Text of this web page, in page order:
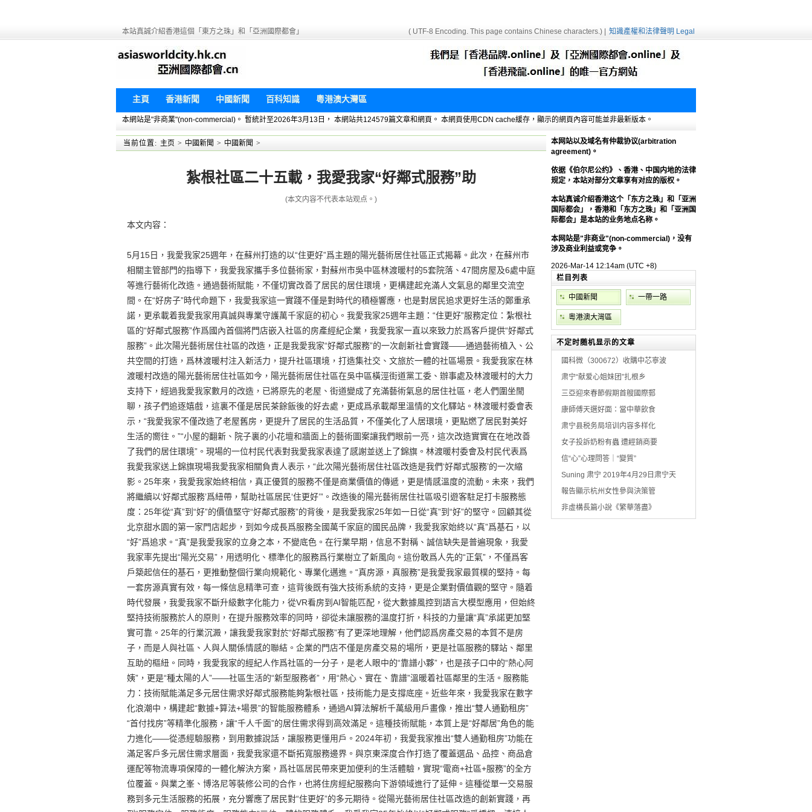
本站真誠介紹香港這個「東方之珠」和「亞洲國際都會」 ( UTF-8 Encoding. This page contains Chinese characters.) | 知識產權和法律聲明 Legal
主頁 香港新聞 中國新聞 百科知識 粵港澳大灣區
本網站是"非商業"(non-commercial)。 暫統計至2026年3月13日， 本網站共124579篇文章和網頁。 本網頁使用CDN cache緩存，顯示的網頁內容可能並非最新版本。
当前位置: 主页 > 中國新聞 > 中國新聞 >
紮根社區二十五載，我愛我家“好鄰式服務”助
(本文内容不代表本站观点。)
本文内容：
5月15日，我愛我家25週年，在蘇州打造的以“住更好”爲主題的陽光藝術居住社區正式揭幕。此次，在蘇州市
相關主管部門的指導下，我愛我家攜手多位藝術家，對蘇州市吳中區林渡暖村的5套院落、47間房屋及6處中庭
等進行藝術化改造。通過藝術賦能，不僅切實改善了居民的居住環境，更構建起充滿人文氣息的鄰里交流空
間。在“好房子”時代命題下，我愛我家這一實踐不僅是對時代的積極響應，也是對居民追求更好生活的鄭重承
諾，更承載着我愛我家用真誠與專業守護萬千家庭的初心。我愛我家25週年主題：“住更好”服務定位：紮根社
區的“好鄰式服務”作爲國內首個將門店嵌入社區的房產經紀企業，我愛我家一直以來致力於爲客戶提供“好鄰式
服務”。此次陽光藝術居住社區的改造，正是我愛我家“好鄰式服務”的一次創新社會實踐——通過藝術植入、公
共空間的打造，爲林渡暖村注入新活力，提升社區環境，打造集社交、文旅於一體的社區場景。我愛我家在林
渡暖村改造的陽光藝術居住社區如今，陽光藝術居住社區在吳中區橫涇街道黨工委、辦事處及林渡暖村的大力
支持下，經過我愛我家數月的改造，已將原先的老屋、街道變成了充滿藝術氣息的居住社區，老人們圍坐閒
聊，孩子們追逐嬉戲，這裏不僅是居民茶餘飯後的好去處，更成爲承載鄰里溫情的文化驛站。林渡暖村委會表
示，“我愛我家不僅改造了老屋舊房，更提升了居民的生活品質，不僅美化了人居環境，更點燃了居民對美好
生活的嚮往。”“小屋的翻新、院子裏的小花壇和牆面上的藝術圖案讓我們眼前一亮，這次改造實實在在地改善
了我們的居住環境”。現場的一位村民代表對我愛我家表達了感謝並送上了錦旗。林渡暖村委會及村民代表爲
我愛我家送上錦旗現場我愛我家相關負責人表示，“此次陽光藝術居住社區改造是我們‘好鄰式服務’的一次縮
影。25年來，我愛我家始終相信，真正優質的服務不僅是商業價值的傳遞，更是情感溫度的流動。未來，我們
將繼續以‘好鄰式服務’爲紐帶，幫助社區居民‘住更好’”。改造後的陽光藝術居住社區吸引遊客駐足打卡服務態
度：25年從“真”到“好”的價值堅守“好鄰式服務”的背後，是我愛我家25年如一日從“真”到“好”的堅守。回顧其從
北京甜水園的第一家門店起步，到如今成長爲服務全國萬千家庭的國民品牌，我愛我家始終以“真”爲基石，以
“好”爲追求。“真”是我愛我家的立身之本，不變底色。在行業早期，信息不對稱、誠信缺失是普遍現象，我愛
我家率先提出“陽光交易”，用透明化、標準化的服務爲行業樹立了新風向。這份敢爲人先的“正氣”，不僅爲客
戶築起信任的基石，更推動整個行業向規範化、專業化邁進。“真房源，真服務”是我愛我家最質樸的堅持。每
一套房源真實有效，每一條信息精準可查，這背後既有強大技術系統的支持，更是企業對價值觀的堅守。隨着
時代發展，我愛我家不斷升級數字化能力，從VR看房到AI智能匹配，從大數據風控到語言大模型應用，但始終
堅持技術服務於人的原則，在提升服務效率的同時，卻從未讓服務的溫度打折，科技的力量讓“真”承諾更加堅
實可靠。25年的行業沉澱，讓我愛我家對於“好鄰式服務”有了更深地理解，他們認爲房產交易的本質不是房
子，而是人與社區、人與人關係情感的聯結。企業的門店不僅是房產交易的場所，更是社區服務的驛站、鄰里
互助的樞紐。同時，我愛我家的經紀人作爲社區的一分子，是老人眼中的“靠譜小夥”，也是孩子口中的“熱心阿
姨”，更是“種太陽的人”——社區生活的“新型服務者”，用“熱心、實在、靠譜”溫暖着社區鄰里的生活。服務能
力：技術賦能滿足多元居住需求好鄰式服務能夠紮根社區，技術能力是支撐底座。近些年來，我愛我家在數字
化浪潮中，構建起“數據+算法+場景”的智能服務體系，通過AI算法解析千萬級用戶畫像，推出“雙人通勤租房”
“首付找房”等精準化服務，讓“千人千面”的居住需求得到高效滿足。這種技術賦能，本質上是“好鄰居”角色的能
力進化——從憑經驗服務，到用數據說話，讓服務更懂用戶。2024年初，我愛我家推出“雙人通勤租房”功能在
滿足客戶多元居住需求層面，我愛我家還不斷拓寬服務邊界。與京東深度合作打造了覆蓋選品、品控、商品倉
運配等物流專項保障的一體化解決方案，爲社區居民帶來更加便利的生活體驗，實現“電商+社區+服務”的全方
位覆蓋。與業之峯、博洛尼等裝修公司的合作，也將住房經紀服務向下游領域進行了延伸。這種從單一交易服
務到多元生活服務的拓展，充分響應了居民對“住更好”的多元期待。從陽光藝術居住社區改造的創新實踐，再
本网站以及域名有仲裁协议(arbitration
agreement)。
依据《伯尔尼公约》、香港、中国内地的法律
规定，本站对部分文章享有对应的版权。
本站真诚介绍香港这个「东方之珠」和「亚洲
国际都会」，香港和「东方之珠」和「亚洲国
际都会」是本站的业务地点名称。
本网站是"非商业"(non-commercial)，没有
涉及商业利益或竞争。
2026-Mar-14 12:14am (UTC +8)
栏目列表
中國新聞 一帶一路
粵港澳大灣區
不定时随机显示的文章
國科微（300672）收購中芯寧波
肃宁“献爱心姐妹团”扎根乡
三亞迎來春節假期首艘國際郵
康師傅天選好面：當中華飲食
肃宁县税务局培训内容多样化
女子投訴奶粉有蟲 遭經銷商要
信“心”心理問答｜“變質”
Suning 肃宁 2019年4月29日肃宁天
報告顯示杭州女性參與決策管
非虛構長篇小說《繁華落盡》